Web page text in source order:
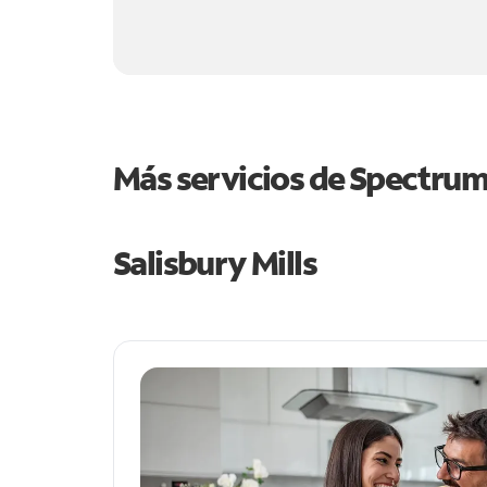
Más servicios de
Salisbury Mills